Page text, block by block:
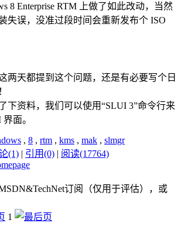
8 Enterprise RTM 上做了如此改动，当然
失误，没准过段时间会重新发布个 ISO
天都提到这个问题，还是有必要写个日
资料，我们可以使用“SLUI 3”命令行来
面。
, 8 , rtm , kms , mak , slmgr
(1) | 引用(0) | 阅读(17764)
订阅（仅用于评估），或
1